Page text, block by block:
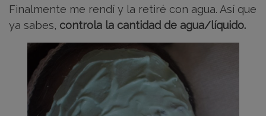
Finalmente me rendí y la retiré con agua. Así que
ya sabes, controla la cantidad de agua/líquido.